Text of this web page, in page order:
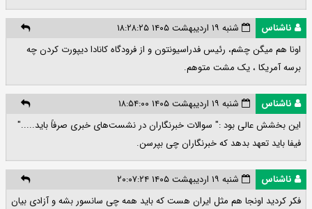
ناشناس
شنبه ۱۹ اردیبهشت ۱۴۰۵ ۱۸:۲۸:۲۵
اونا هم میگن چشم، رئیس فدراسیونتون و از فرودگاه کانادا دیپورت کردن چه
برسه آمریکا ، یک مشت متوهم.
ناشناس
شنبه ۱۹ اردیبهشت ۱۴۰۵ ۱۸:۵۴:۰۰
این بخشش عالی بود :" سوالات خبرنگاران در نشست‌های خبری صرفاً باید....."
فیفا باید تعهد بدهد که خبرنگاران چی بپرسن.
ناشناس
شنبه ۱۹ اردیبهشت ۱۴۰۵ ۲۰:۰۷:۲۴
فکر کردید اونجا هم مثل ایران هست که باید همه چی سانسور بشه و آزادی بیان